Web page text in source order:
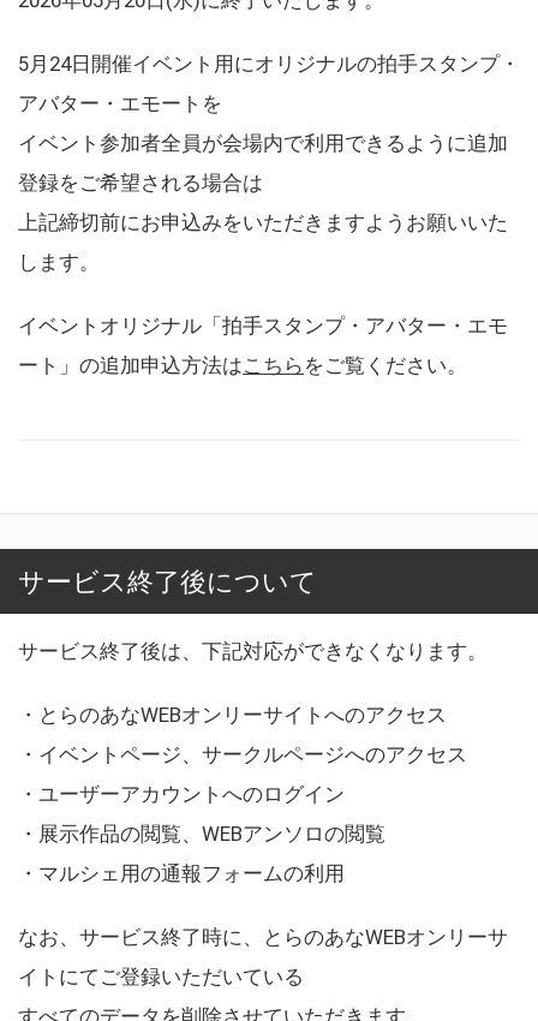
5月24日開催イベント用にオリジナルの拍手スタンプ・
アバター・エモートを
イベント参加者全員が会場内で利用できるように追加
登録をご希望される場合は
上記締切前にお申込みをいただきますようお願いいた
します。
イベントオリジナル「拍手スタンプ・アバター・エモ
ート」の追加申込方法はこちら をご覧ください。
サービス終了後について
サービス終了後は、下記対応ができなくなります。
・とらのあなWEBオンリーサイトへのアクセス
・イベントページ、サークルページへのアクセス
・ユーザーアカウントへのログイン
・展示作品の閲覧、WEBアンソロの閲覧
・マルシェ用の通報フォームの利用
なお、サービス終了時に、とらのあなWEBオンリーサ
イトにてご登録いただいている
すべてのデータを削除させていただきます。